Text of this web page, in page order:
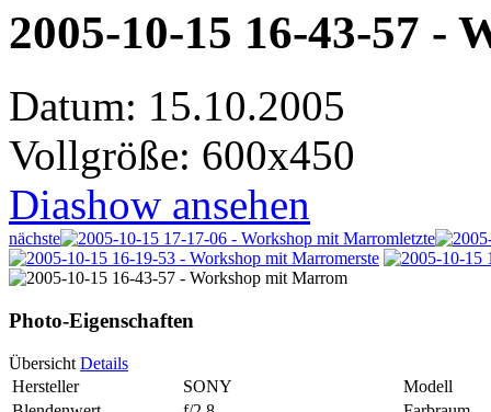
2005-10-15 16-43-57 -
Datum: 15.10.2005
Vollgröße: 600x450
Diashow ansehen
nächste
letzte
erste
Photo-Eigenschaften
Übersicht Details
Hersteller
SONY
Modell